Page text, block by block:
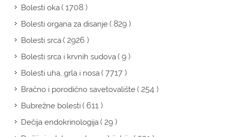
Bolesti oka( 1708 )
Bolesti organa za disanje( 829 )
Bolesti srca( 2926 )
Bolesti srca i krvnih sudova( 9 )
Bolesti uha, grla i nosa( 7717 )
Bračno i porodično savetovalište( 254 )
Bubrežne bolesti( 611 )
Dečija endokrinologija( 29 )